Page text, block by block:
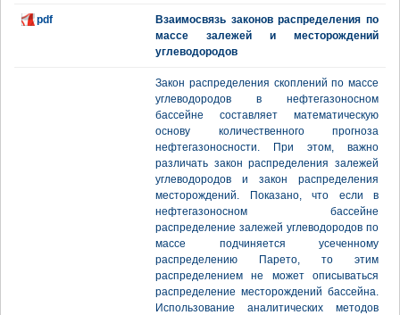
pdf
Взаимосвязь законов распределения по
массе залежей и месторождений
углеводородов
Закон распределения скоплений по массе
углеводородов в нефтегазоносном
бассейне составляет математическую
основу количественного прогноза
нефтегазоносности. При этом, важно
различать закон распределения залежей
углеводородов и закон распределения
месторождений. Показано, что если в
нефтегазоносном бассейне
распределение залежей углеводородов по
массе подчиняется усеченному
распределению Парето, то этим
распределением не может описываться
распределение месторождений бассейна.
Использование аналитических методов